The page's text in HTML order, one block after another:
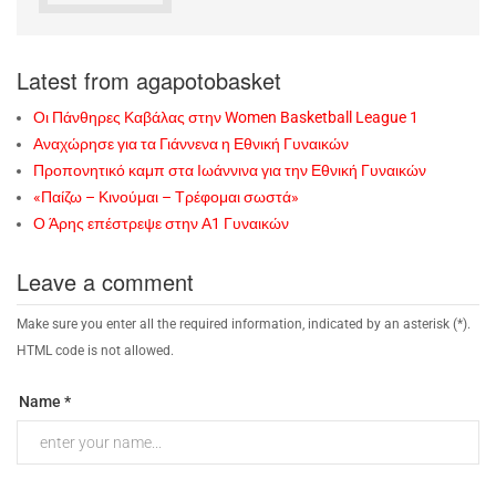
Latest from agapotobasket
Οι Πάνθηρες Καβάλας στην Women Basketball League 1
Αναχώρησε για τα Γιάννενα η Εθνική Γυναικών
Προπονητικό καμπ στα Ιωάννινα για την Εθνική Γυναικών
«Παίζω – Κινούμαι – Τρέφομαι σωστά»
Ο Άρης επέστρεψε στην Α1 Γυναικών
Leave a comment
Make sure you enter all the required information, indicated by an asterisk (*).
HTML code is not allowed.
Name *